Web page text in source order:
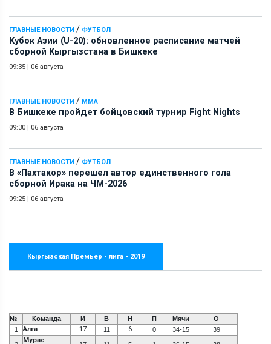
ГЛАВНЫЕ НОВОСТИ / ФУТБОЛ
Кубок Азии (U-20): обновленное расписание матчей
сборной Кыргызстана в Бишкеке
09:35 | 06 августа
ГЛАВНЫЕ НОВОСТИ / ММА
В Бишкеке пройдет бойцовский турнир Fight Nights
09:30 | 06 августа
ГЛАВНЫЕ НОВОСТИ / ФУТБОЛ
В «Пахтакор» перешел автор единственного гола
сборной Ирака на ЧМ-2026
09:25 | 06 августа
Кыргызская Премьер - лига - 2019
№ Команда И В Н П Мячи
О
1
Алга 17 11 6 0 34-15 39
Мурас